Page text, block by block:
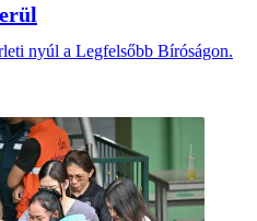
nyúl a Legfelsőbb Bíróságon.